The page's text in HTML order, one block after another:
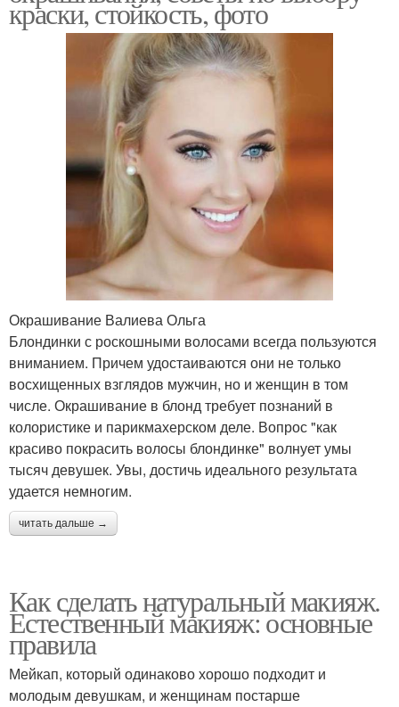
краски, стойкость, фото
Окрашивание Валиева Ольга
Блондинки с роскошными волосами всегда пользуются
вниманием. Причем удостаиваются они не только
восхищенных взглядов мужчин, но и женщин в том
числе. Окрашивание в блонд требует познаний в
колористике и парикмахерском деле. Вопрос "как
красиво покрасить волосы блондинке" волнует умы
тысяч девушек. Увы, достичь идеального результата
удается немногим.
читать дальше →
Как сделать натуральный макияж.
Естественный макияж: основные
правила
Мейкап, который одинаково хорошо подходит и
молодым девушкам, и женщинам постарше